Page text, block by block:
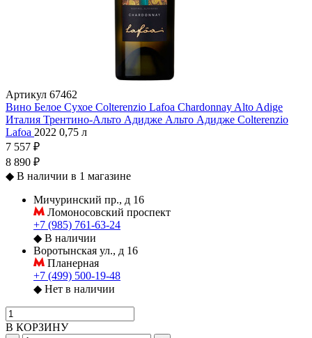
Артикул 67462
Вино Белое Сухое Colterenzio Lafoa Chardonnay Alto Adige
Италия Трентино-Альто Адидже Альто Адидже Colterenzio
Lafoa 2022 0,75 л
7 557 ₽
8 890 ₽
◆ В наличии в 1 магазине
Мичуринский пр., д 16
Ломоносовский проспект
+7 (985) 761-63-24
◆ В наличии
Воротынская ул., д 16
Планерная
+7 (499) 500-19-48
◆ Нет в наличии
В КОРЗИНУ